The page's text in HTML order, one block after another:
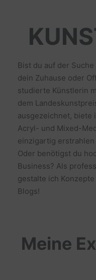
Bist du auf der
dein Zuhause oder
studierte Künstlerin
dem
ausgezeichnet, biete
Acryl- und Mixed-
einzigartig erstrahlen
Oder benötigst du
Business? Als
gestalte ich
Blogs!
Meine